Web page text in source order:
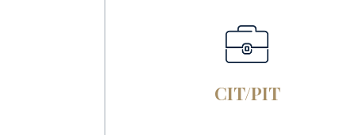
CIT/PIT